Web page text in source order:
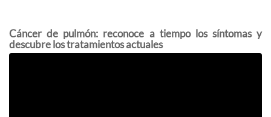
Cáncer de pulmón: reconoce a tiempo los síntomas y
descubre los tratamientos actuales